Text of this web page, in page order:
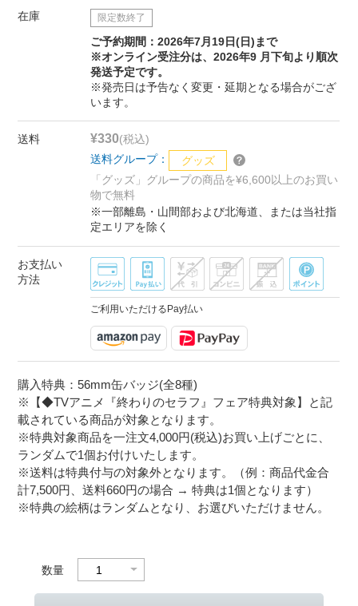
在庫 限定数終了
ご予約期間：2026年7月19日(日)まで
※オンライン受注分は、2026年9 月下旬より順次
発送予定です。
※発売日は予告なく変更・延期となる場合がござ
います。
送料 ¥330(税込)
送料グループ：
グッズ
「グッズ」グループの商品を¥6,600以上のお買い
物で無料
※一部離島・山間部および北海道、または当社指
定エリアを除く
お支払い
方法
ご利用いただけるPay払い
購入特典：56mm缶バッジ(全8種)
※【◆TVアニメ『終わりのセラフ』フェア特典対象】と記
載されている商品が対象となります。
※特典対象商品を一注文4,000円(税込)お買い上げごとに、
ランダムで1個お付けいたします。
※送料は特典付与の対象外となります。（例：商品代金合
計7,500円、送料660円の場合 → 特典は1個となります）
※特典の絵柄はランダムとなり、お選びいただけません。
数量